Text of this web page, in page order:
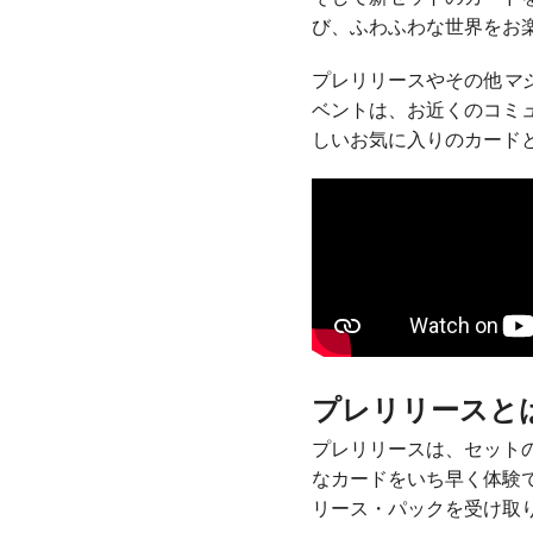
び、ふわふわな世界をお
プレリリースやその他マ
ベントは、お近くのコミ
しいお気に入りのカー
プレリリースと
プレリリースは、セット
なカードをいち早く体験
リース・パックを受け